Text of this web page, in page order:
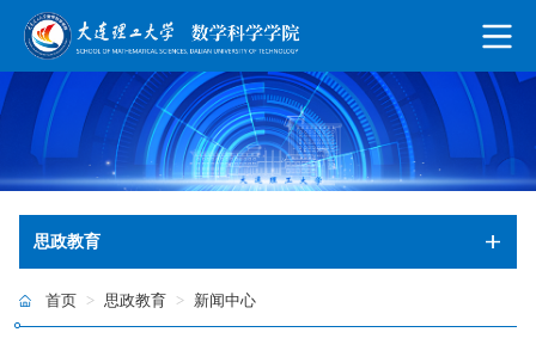
思政教育
首页 > 思政教育 > 新闻中心